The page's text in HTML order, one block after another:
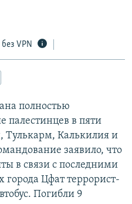
VPN
полностью
палестинцев в пяти
Тулькарм, Калькилия и
заявило, что
в связи с последними
города Цфат террорист-
Погибли 9